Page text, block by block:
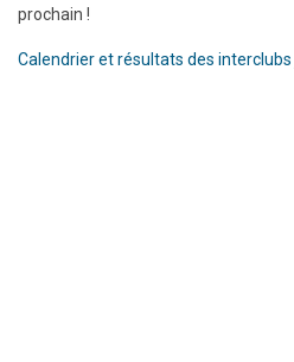
prochain !
Calendrier et résultats des interclubs